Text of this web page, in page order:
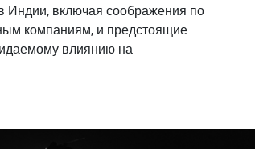
Индии, включая соображения по
компаниям, и предстоящие
влиянию на